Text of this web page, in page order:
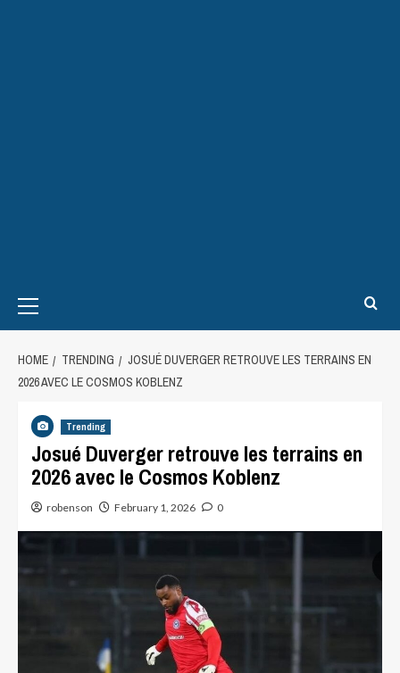
HOME TRENDING
JOSUÉ DUVERGER RETROUVE LES TERRAINS EN
2026 AVEC LE COSMOS KOBLENZ
Trending
Josué Duverger retrouve les terrains en
2026 avec le Cosmos Koblenz
robenson February 1, 2026 0